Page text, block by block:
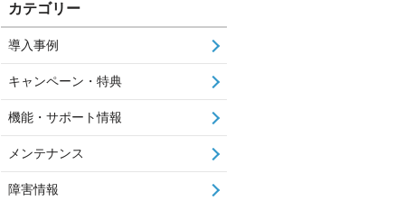
カテゴリー
導入事例
キャンペーン・特典
機能・サポート情報
メンテナンス
障害情報